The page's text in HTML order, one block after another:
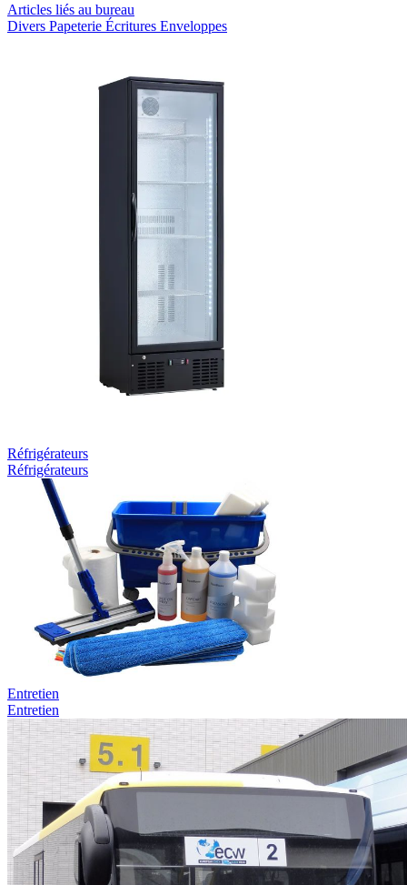
Articles liés au bureau
Divers Papeterie Écritures Enveloppes
Réfrigérateurs
Réfrigérateurs
Entretien
Entretien